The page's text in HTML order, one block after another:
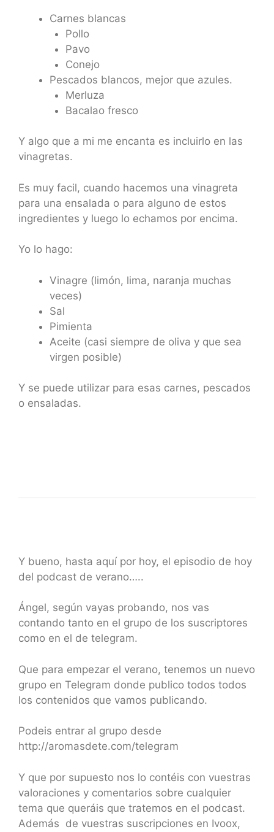
Carnes blancas
Pollo
Pavo
Conejo
Pescados blancos, mejor que azules.
Merluza
Bacalao fresco
Y algo que a mi me encanta es incluirlo en las
vinagretas.
Es muy facil, cuando hacemos una vinagreta
para una ensalada o para alguno de estos
ingredientes y luego lo echamos por encima.
Yo lo hago:
Vinagre (limón, lima, naranja muchas
veces)
Sal
Pimienta
Aceite (casi siempre de oliva y que sea
virgen posible)
Y se puede utilizar para esas carnes, pescados
o ensaladas.
Y bueno, hasta aquí por hoy, el episodio de hoy
del podcast de verano…..
Ángel, según vayas probando, nos vas
contando tanto en el grupo de los suscriptores
como en el de telegram.
Que para empezar el verano, tenemos un nuevo
grupo en Telegram donde publico todos todos
los contenidos que vamos publicando.
Podeis entrar al grupo desde
http://aromasdete.com/telegram
Y que por supuesto nos lo contéis con vuestras
valoraciones y comentarios sobre cualquier
tema que queráis que tratemos en el podcast.
Además de vuestras suscripciones en Ivoox,